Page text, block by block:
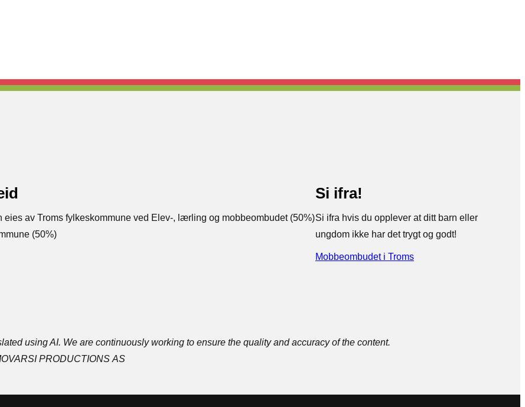
eies av Troms fylkeskommune ved Elev-, lærling og mobbeombudet (50%)
(50%)
Si ifra!
Si ifra hvis du opplever at ditt barn eller
ungdom ikke har det trygt og godt!
Mobbeombudet i Troms
using AI. We are continuously working to ensure the quality and accuracy of the content.
PRODUCTIONS AS